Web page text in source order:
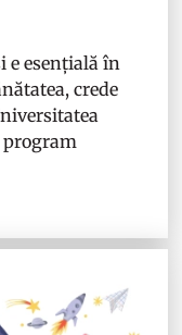
e esențială în
crede
program